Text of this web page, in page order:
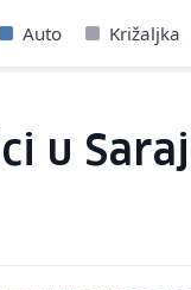
Auto Križaljka
u